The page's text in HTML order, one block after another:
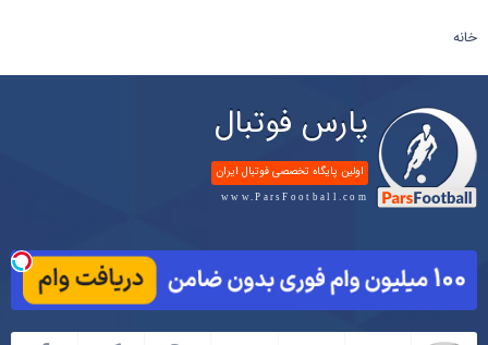
خانه
پارس فوتبال
اولین پایگاه تخصصی فوتبال ایران
www.ParsFootball.com